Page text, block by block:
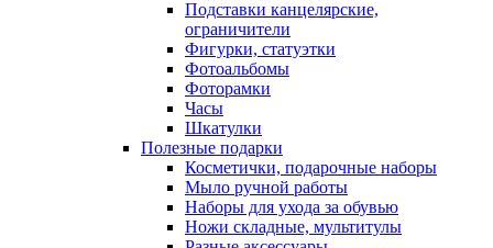
Подставки канцелярские,
ограничители
Фигурки, статуэтки
Фотоальбомы
Фоторамки
Часы
Шкатулки
Полезные подарки
Косметички, подарочные наборы
Мыло ручной работы
Наборы для ухода за обувью
Ножи складные, мультитулы